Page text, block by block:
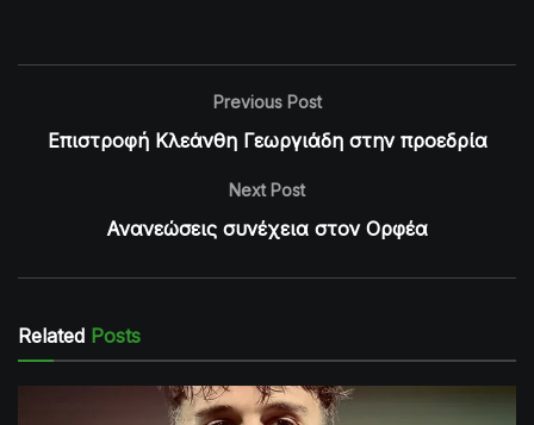
Previous Post
Επιστροφή Κλεάνθη Γεωργιάδη στην προεδρία
Next Post
Ανανεώσεις συνέχεια στον Ορφέα
Related Posts